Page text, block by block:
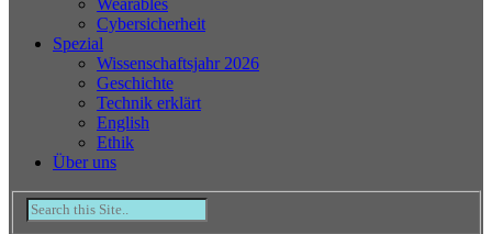
Cybersicherheit
Spezial
Wissenschaftsjahr 2026
Geschichte
Technik erklärt
English
Ethik
Über uns